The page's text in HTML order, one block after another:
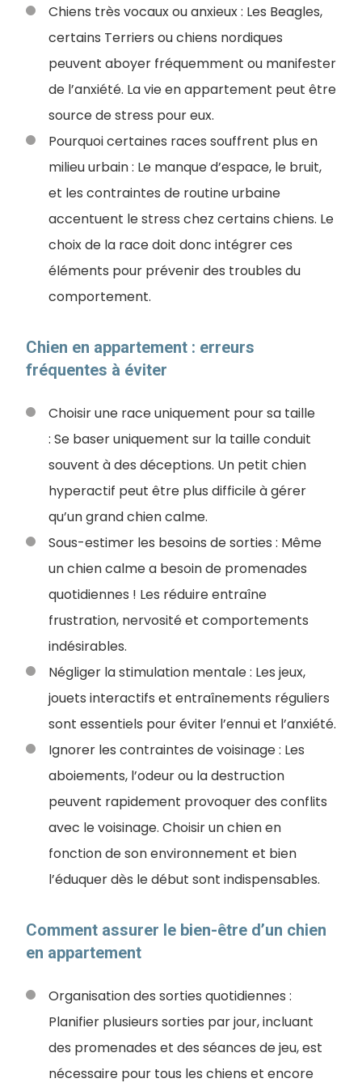
Chiens très vocaux ou anxieux : Les Beagles,
certains Terriers ou chiens nordiques
peuvent aboyer fréquemment ou manifester
de l’anxiété. La vie en appartement peut être
source de stress pour eux.
Pourquoi certaines races souffrent plus en
milieu urbain : Le manque d’espace, le bruit,
et les contraintes de routine urbaine
accentuent le stress chez certains chiens. Le
choix de la race doit donc intégrer ces
éléments pour prévenir des troubles du
comportement.
Chien en appartement : erreurs
fréquentes à éviter
Choisir une race uniquement pour sa taille
: Se baser uniquement sur la taille conduit
souvent à des déceptions. Un petit chien
hyperactif peut être plus difficile à gérer
qu’un grand chien calme.
Sous-estimer les besoins de sorties : Même
un chien calme a besoin de promenades
quotidiennes ! Les réduire entraîne
frustration, nervosité et comportements
indésirables.
Négliger la stimulation mentale : Les jeux,
jouets interactifs et entraînements réguliers
sont essentiels pour éviter l’ennui et l’anxiété.
Ignorer les contraintes de voisinage : Les
aboiements, l’odeur ou la destruction
peuvent rapidement provoquer des conflits
avec le voisinage. Choisir un chien en
fonction de son environnement et bien
l’éduquer dès le début sont indispensables.
Comment assurer le bien-être d’un chien
en appartement
Organisation des sorties quotidiennes :
Planifier plusieurs sorties par jour, incluant
des promenades et des séances de jeu, est
nécessaire pour tous les chiens et encore